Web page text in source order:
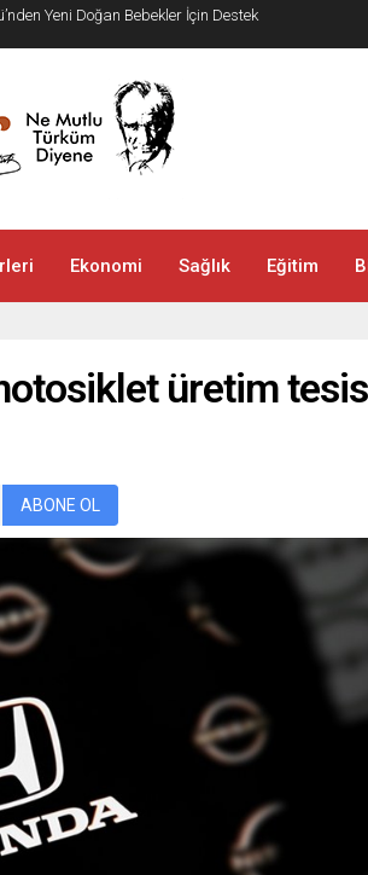
Yeni Doğan Bebekler İçin Destek
Ekonomi Sağlık Eğitim
üretim
ABONE OL